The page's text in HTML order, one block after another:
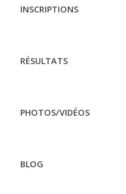
INSCRIPTIONS
RÉSULTATS
PHOTOS/VIDÉOS
BLOG